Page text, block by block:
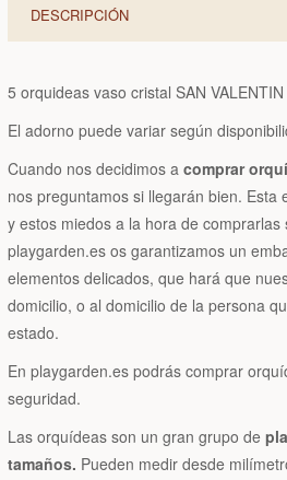
DESCRIPCIÓN
5 orquideas vaso cristal SAN VALENTIN
El adorno puede variar según
Cuando nos decidimos a comprar
nos preguntamos si llegarán bien. Esta
y estos miedos a la hora de
playgarden.es os garantizamos un
elementos delicados, que hará que
domicilio, o al domicilio de la persona
estado.
En playgarden.es podrás comprar
seguridad.
Las orquídeas son un gran grupo de
tamaños. Pueden medir desde